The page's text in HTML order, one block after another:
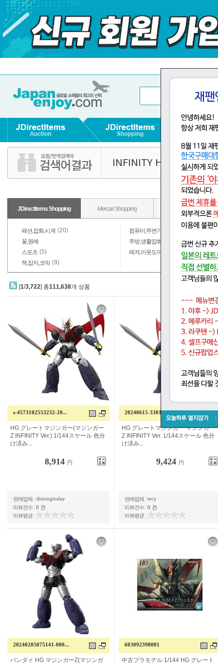
INFINITY HG 1/144
JDirectItems Shopping Mercari Shopping Rakuten Shopping
패션,잡화,시계 (20) 컴퓨터,주변기기
꽃,원예
주방,생활잡화,일용품
(1)
스포츠 (5) 레져,아웃도어
책,잡지,코믹 (9)
[1/3,722] 총111,638개 상품
s-4573102553232-20...
HG 그레이트 마징가 (마징가 Z
INFINITY Ver.) 1/144 스케일 색으로
구분 ...
8,914 円
판매업체 shiningtoday
리뷰건수 0 건
리뷰평균
20240615-33814
HG 그레이트 마징가 마징가 Z
INFINITY Ver. 1/144 스케일 색으로
구분 ...
9,424 円
판매업체 tecy
리뷰건수 0 건
리뷰평균
20240205075141-000...
반다이 HG 마징가 Z (마징가 Z
603092398001
중고 플라스틱 모델 1/144 HG 그레이